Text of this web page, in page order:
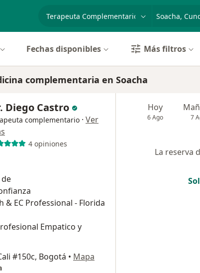
Fechas disponibles Más filtros
complementaria en Soacha
Diego Castro
complementario · Ver
4 opiniones
& EC Professional - Florida
Empatico y
#150c, Bogotá • Mapa
Hoy
6 Ago 7
La reserva